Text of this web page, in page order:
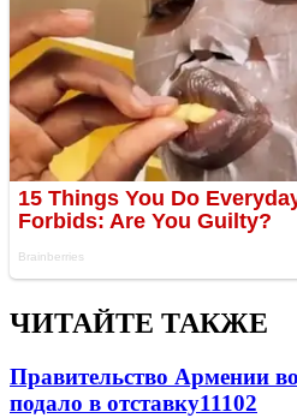
ЧИТАЙТЕ ТАКЖЕ
Правительство Армении
подало в отставку11102